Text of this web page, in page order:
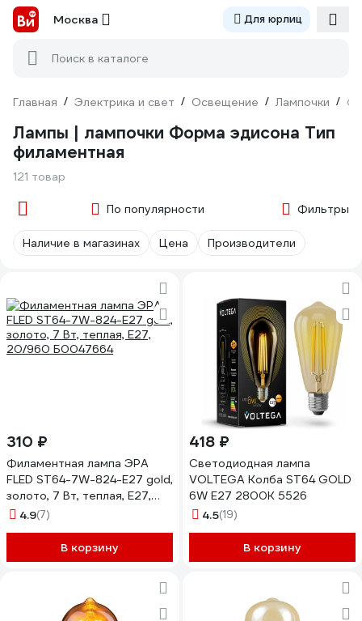
Москва Для юрлиц
Поиск в каталоге
Главная / Электрика и свет / Освещение / Лампочки /
Лампы | лампочки Форма эдисона Тип
филаментная
121 товар
По популярности Фильтры
Наличие в магазинах Цена Производители
310 ₽
Филаментная лампа ЭРА
FLED ST64-7W-824-E27 gold,
золото, 7 Вт, теплая, E27,
20/960 Б0047664
4.9(7)
В корзину
418 ₽
Светодиодная лампа
VOLTEGA Колба ST64 GOLD
6W Е27 2800К 5526
4.5(19)
В корзину